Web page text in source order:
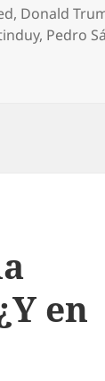
, Donald
, Pedro
en